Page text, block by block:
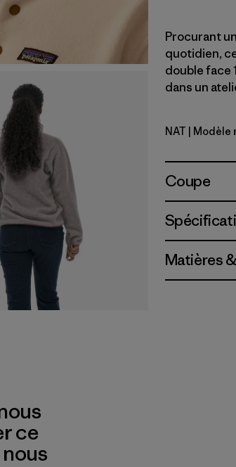
Procurant
quotidien,
double face
dans un
Natural
NAT | Modèle
Coupe
Matières
ce